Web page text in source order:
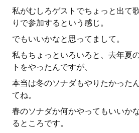
私がむしろゲストでちょっと出て
りで参加するという感じ。
でもいいかなと思ってまして。
私もちょっといろいろと、去年夏
トをやったんですが、
本当は冬のソナダもやりたかった
てね。
春のソナダか何かやってもいいか
るところです。